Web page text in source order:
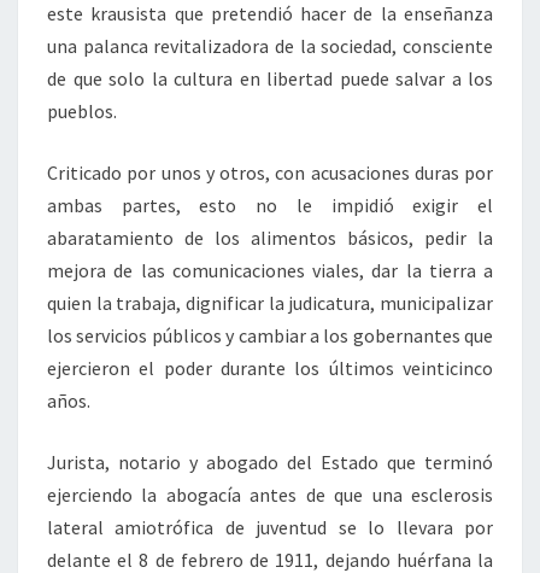
este krausista que pretendió hacer de la enseñanza
una palanca revitalizadora de la sociedad, consciente
de que solo la cultura en libertad puede salvar a los
pueblos.
Criticado por unos y otros, con acusaciones duras por
ambas partes, esto no le impidió exigir el
abaratamiento de los alimentos básicos, pedir la
mejora de las comunicaciones viales, dar la tierra a
quien la trabaja, dignificar la judicatura, municipalizar
los servicios públicos y cambiar a los gobernantes que
ejercieron el poder durante los últimos veinticinco
años.
Jurista, notario y abogado del Estado que terminó
ejerciendo la abogacía antes de que una esclerosis
lateral amiotrófica de juventud se lo llevara por
delante el 8 de febrero de 1911, dejando huérfana la